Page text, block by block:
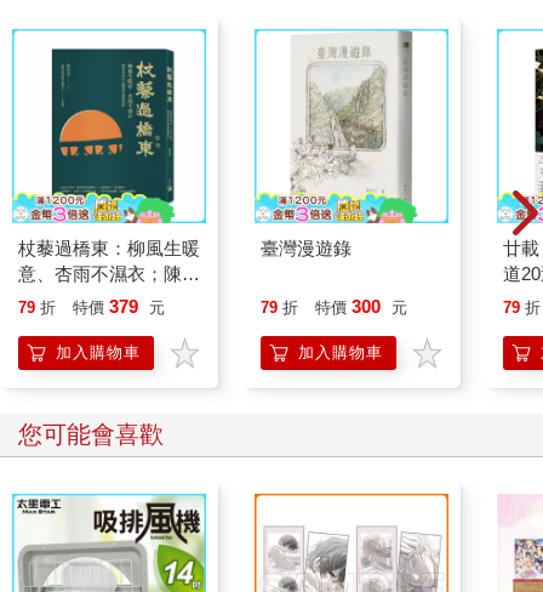
杖藜過橋東：柳風生暖
意、杏雨不濕衣；陳亮
恭談以心轉境的適齡漫
79 折 特價 379 元
加入購物車
臺灣漫遊錄
79 折 特價 300 元
加入購物車
廿
道
79 折
您可能會喜歡